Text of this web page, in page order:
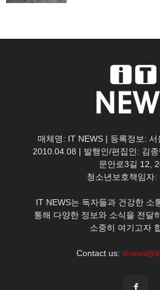
매체명: IT NEWS | 등록정보:
2010.04.08 | 발행인/편집인: 김
문안로3길 12,
청소년보호책임자:
IT NEWS는 독자들과 건강한 소
통해 다양한 정보와 소식을 전달
소중히 여기고자
Contact us: